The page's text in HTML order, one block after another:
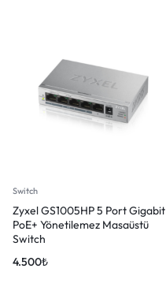
Switch
Zyxel GS1005HP 5 Port Gigabit
PoE+ Yönetilemez Masaüstü
Switch
4.500₺